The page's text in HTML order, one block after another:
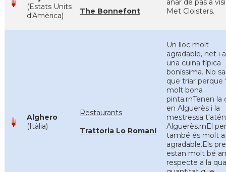
(Estats Units
d'Amèrica)
The Bonnefont
anar de pas a
Met Cloisters.
Alghero
(Itàlia)
Restaurants
Trattoria Lo Romaní
Un lloc molt
agradable, net i
una cuina típica
boníssima. No
que triar perque
molt bona
pinta.rnTenen la
en Alguerès i la
mestressa
Alguerès.rnEl
també és molt
agradable.Els
estan molt bé
respecte a la